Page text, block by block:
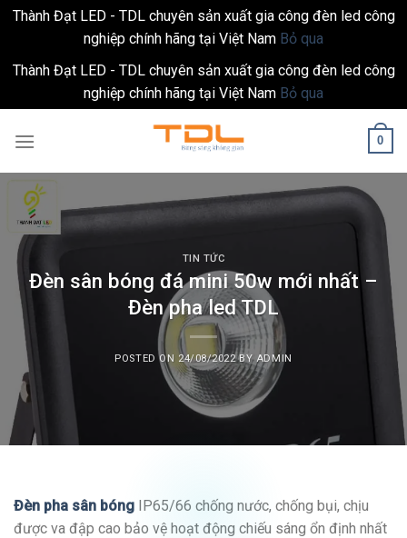
Thành Đạt LED - TDL chuyên sản xuất gia công đèn led công
nghiệp chính hãng tại Việt Nam Bỏ qua
Thành Đạt LED - TDL chuyên sản xuất gia công đèn led công
nghiệp chính hãng tại Việt Nam Bỏ qua
0
TIN TỨC
Đèn sân bóng đá mini 50w mới nhất –
Đèn pha led TDL
POSTED ON 24/08/2022BY ADMIN
Đèn pha sân bóng IP65/66 chống nước, chống bụi, chịu
được va đập cao bảo vệ hoạt động chiếu sáng ổn định nhất